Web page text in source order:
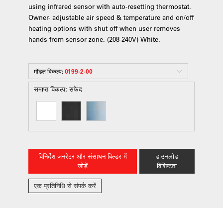
using infrared sensor with auto-resetting thermostat.
Owner- adjustable air speed & temperature and on/off
heating options with shut off when user removes
hands from sensor zone. (208-240V) White.
मॉडल विकल्प:0199-2-00
समाप्त विकल्प:सफेद
विनिर्देश जनरेटर और संसाधन बिल्डर में
जोड़ें
डाउनलोड
विशिष्टता
एक प्रतिनिधि से संपर्क करें